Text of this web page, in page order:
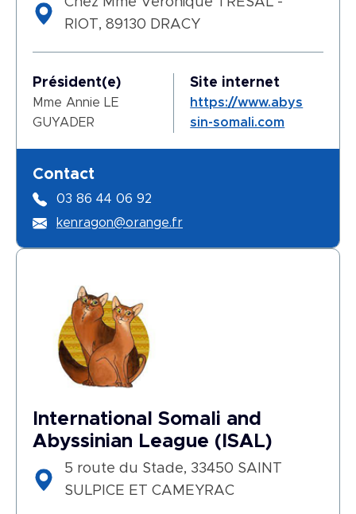
RIOT, 89130 DRACY
Président(e)
Mme Annie LE
GUYADER
Site internet
https://www.abys
sin-somali.com
Contact
03 86 44 06 92
kenragon@orange.fr
International Somali and
Abyssinian League (ISAL)
5 route du Stade, 33450 SAINT
SULPICE ET CAMEYRAC